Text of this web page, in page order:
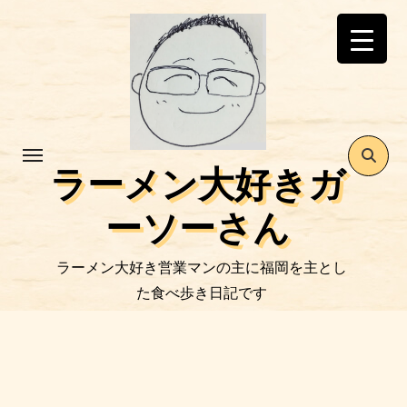
ラーメン大好きガ
ーソーさん
ラーメン大好き営業マンの主に福岡を主とし
た食べ歩き日記です